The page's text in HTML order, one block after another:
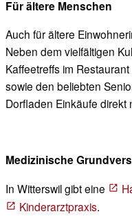
Für ältere Menschen
Auch für ältere
Neben dem vielfältigen
Kaffeetreffs im
sowie den beliebten
Dorfladen Einkäufe direkt
Medizinische
In Witterswil gibt eine
Kinderarztpraxis.